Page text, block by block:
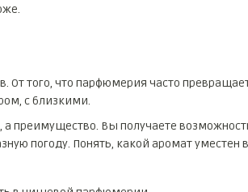
От того, что парфюмерия часто
с близкими.
преимущество. Вы получаете
погоду. Понять, какой аромат